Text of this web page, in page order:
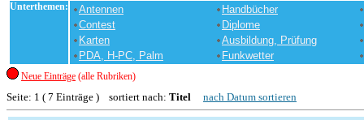
Unterthemen: Antennen
Handbücher
Contest
Diplome
Karten
Ausbildung, Prüfung
PDA, H-PC, Palm
Funkwetter
Neue Einträge (alle Rubriken)
Seite: 1 ( 7 Einträge ) sortiert nach: Titel nach Datum sortieren